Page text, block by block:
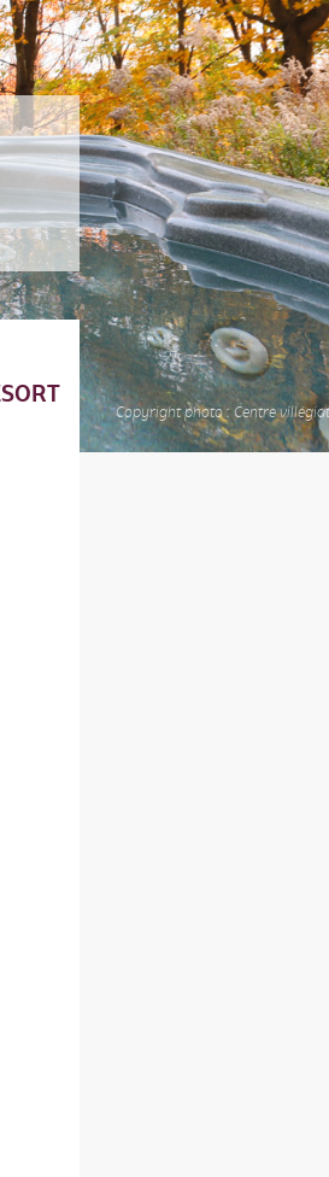
Copyright photo : Centre